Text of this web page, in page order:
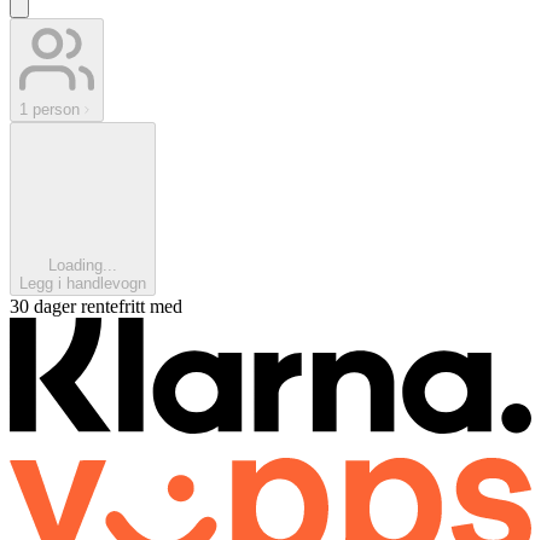
1 person
Loading...
Legg i handlevogn
30 dager rentefritt med